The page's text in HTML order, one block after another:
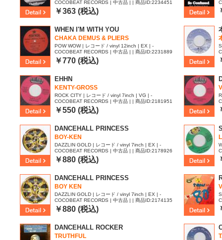
COCOBEAT RECORDS | 中古品 | | 商品ID:2234451
￥363 (税込)
WHEN I'M WITH YOU
CHAKA DEMUS & PLIERS
POW WOW | レコード / vinyl 12inch | EX | -
COCOBEAT RECORDS | 中古品 | | 商品ID:2231889
￥770 (税込)
EHHN
KENTY-GROSS
ROCK CITY | レコード / vinyl 7inch | VG | -
COCOBEAT RECORDS | 中古品 | | 商品ID:2181951
￥550 (税込)
DANCEHALL PRINCESS
BOY-KEN
DAZZLIN GOLD | レコード / vinyl 7inch | EX | -
COCOBEAT RECORDS | 中古品 | | 商品ID:2178926
￥880 (税込)
DANCEHALL PRINCESS
BOY KEN
DAZZLIN GOLD | レコード / vinyl 7inch | EX | -
COCOBEAT RECORDS | 中古品 | | 商品ID:2174135
￥880 (税込)
DANCEHALL ROCKER
TRUTHFUL